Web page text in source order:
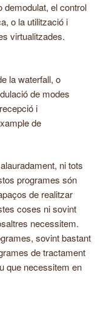
demodulat, el control
o la utilització i
virtualitzades.
la waterfall, o
de modes
i
de
ni tots
programes són
de realitzar
coses ni sovint
necessitem.
sovint bastant
de tractament
que necessitem en